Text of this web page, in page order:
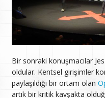
Bir sonraki konuşmacılar
oldular. Kentsel girişimler
paylaşıldığı bir ortam olan
artık bir kritik kavşakta